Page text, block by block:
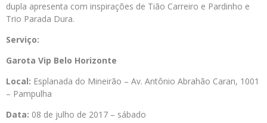
dupla apresenta com inspirações de Tião Carreiro e Pardinho e
Trio Parada Dura.
Serviço:
Garota Vip Belo Horizonte
Local: Esplanada do Mineirão – Av. Antônio Abrahão Caran, 1001
– Pampulha
Data: 08 de julho de 2017 – sábado